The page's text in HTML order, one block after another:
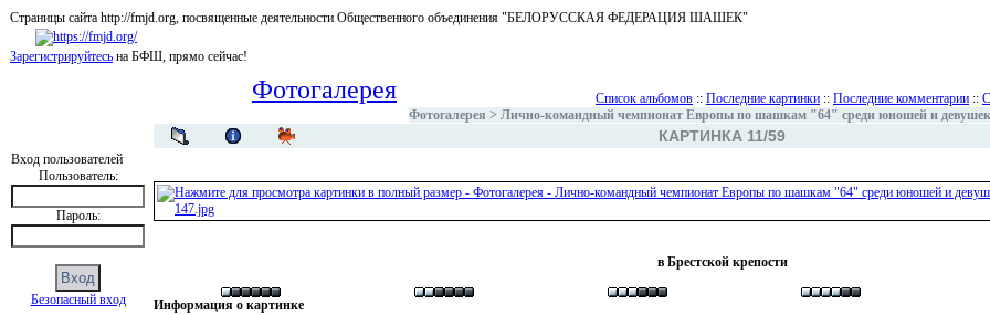
Страницы сайта http://fmjd.org, посвященные деятельности Общественного объединения "БЕЛОРУССКАЯ ФЕДЕРАЦИЯ ШАШЕК"
Зарегистрируйтесь на БФШ, прямо сейчас!
Вход пользователей
Пользователь:
Пароль:
Безопасный вход
Фотогалерея Список альбомов :: Последние картинки :: Последние комментарии ::
Фотогалерея > Лично-командный чемпионат Европы по шашкам "64" среди юношей и девушек
КАРТИНКА 11/59
в Брестской крепости
Информация о картинке